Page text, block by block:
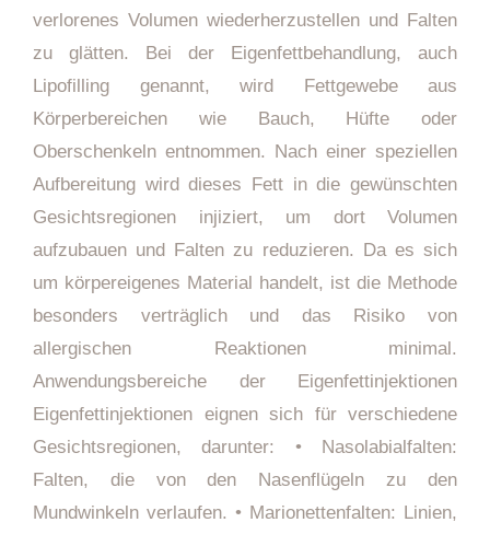
verlorenes Volumen wiederherzustellen und Falten
zu glätten. Bei der Eigenfettbehandlung, auch
Lipofilling genannt, wird Fettgewebe aus
Körperbereichen wie Bauch, Hüfte oder
Oberschenkeln entnommen. Nach einer speziellen
Aufbereitung wird dieses Fett in die gewünschten
Gesichtsregionen injiziert, um dort Volumen
aufzubauen und Falten zu reduzieren. Da es sich
um körpereigenes Material handelt, ist die Methode
besonders verträglich und das Risiko von
allergischen Reaktionen minimal.
Anwendungsbereiche der Eigenfettinjektionen
Eigenfettinjektionen eignen sich für verschiedene
Gesichtsregionen, darunter: • Nasolabialfalten:
Falten, die von den Nasenflügeln zu den
Mundwinkeln verlaufen. • Marionettenfalten: Linien,